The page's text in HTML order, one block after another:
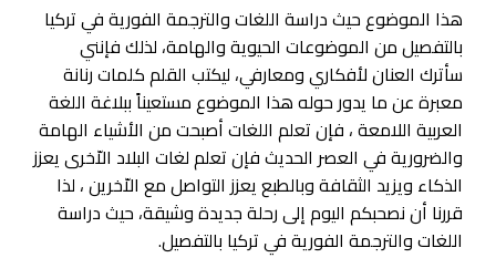
هذا الموضوع حيث دراسة اللغات والترجمة الفورية في تركيا
بالتفصيل من الموضوعات الحيوية والهامة، لذلك فإنني
سأترك العنان لأفكاري ومعارفي، ليكتب القلم كلمات رنانة
معبرة عن ما يدور حوله هذا الموضوع مستعيناً ببلاغة اللغة
العربية اللامعة ، فإن تعلم اللغات أصبحت من الأشياء الهامة
والضرورية في العصر الحديث فإن تعلم لغات البلاد الاّخرى يعزز
الذكاء ويزيد الثقافة وبالطبع يعزز التواصل مع الاّخرين ، لذا
قررنا أن نصحبكم اليوم إلى رحلة جديدة وشيقة، حيث دراسة
اللغات والترجمة الفورية في تركيا بالتفصيل.